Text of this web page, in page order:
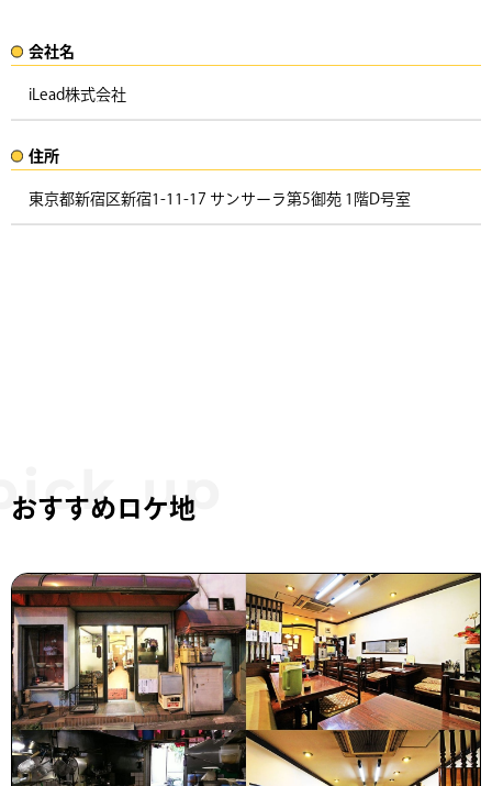
会社名​
iLead株式会社
住所​​
東京都新宿区新宿1-11-17 サンサーラ第5御苑 1階D号室 ​
おすすめロケ地